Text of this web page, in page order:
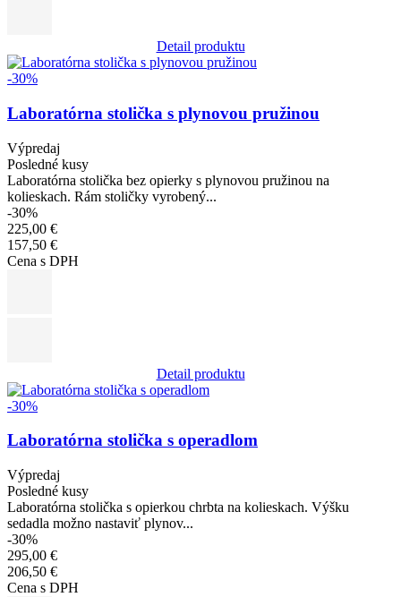
Detail produktu
Obrázok
-30%
Laboratórna stolička s plynovou pružinou
Výpredaj
Posledné kusy
Laboratórna stolička bez opierky s plynovou pružinou na
kolieskach. Rám stoličky vyrobený...
-30%
225,00 €
157,50 €
Cena s DPH
Detail produktu
Obrázok
-30%
Laboratórna stolička s operadlom
Výpredaj
Posledné kusy
Laboratórna stolička s opierkou chrbta na kolieskach. Výšku
sedadla možno nastaviť plynov...
-30%
295,00 €
206,50 €
Cena s DPH